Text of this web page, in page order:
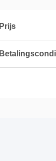
Prijs